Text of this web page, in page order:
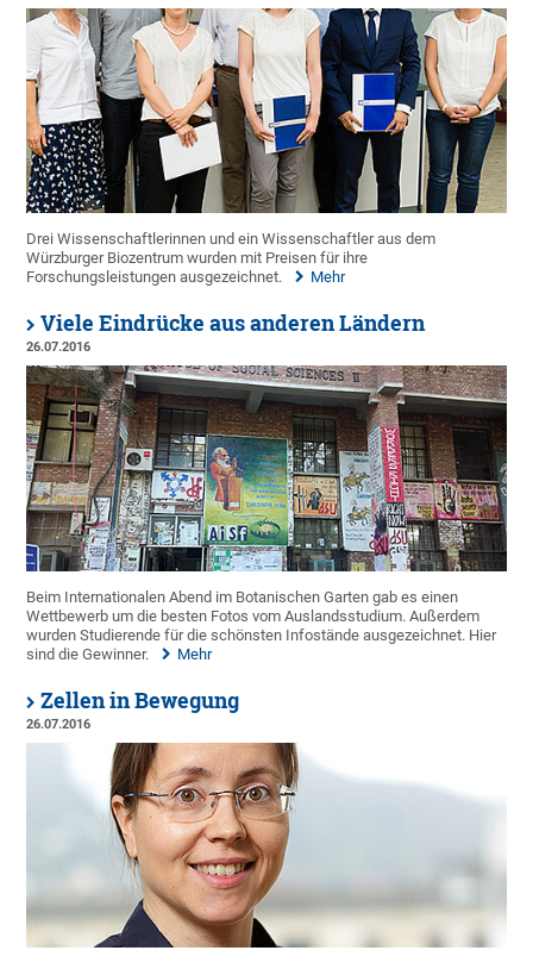
Drei Wissenschaftlerinnen und ein Wissenschaftler aus dem
Würzburger Biozentrum wurden mit Preisen für ihre
Forschungsleistungen ausgezeichnet.
Mehr
Viele Eindrücke aus anderen Ländern
26.07.2016
Beim Internationalen Abend im Botanischen Garten gab es einen
Wettbewerb um die besten Fotos vom Auslandsstudium. Außerdem
wurden Studierende für die schönsten Infostände ausgezeichnet. Hier
sind die Gewinner.
Mehr
Zellen in Bewegung
26.07.2016